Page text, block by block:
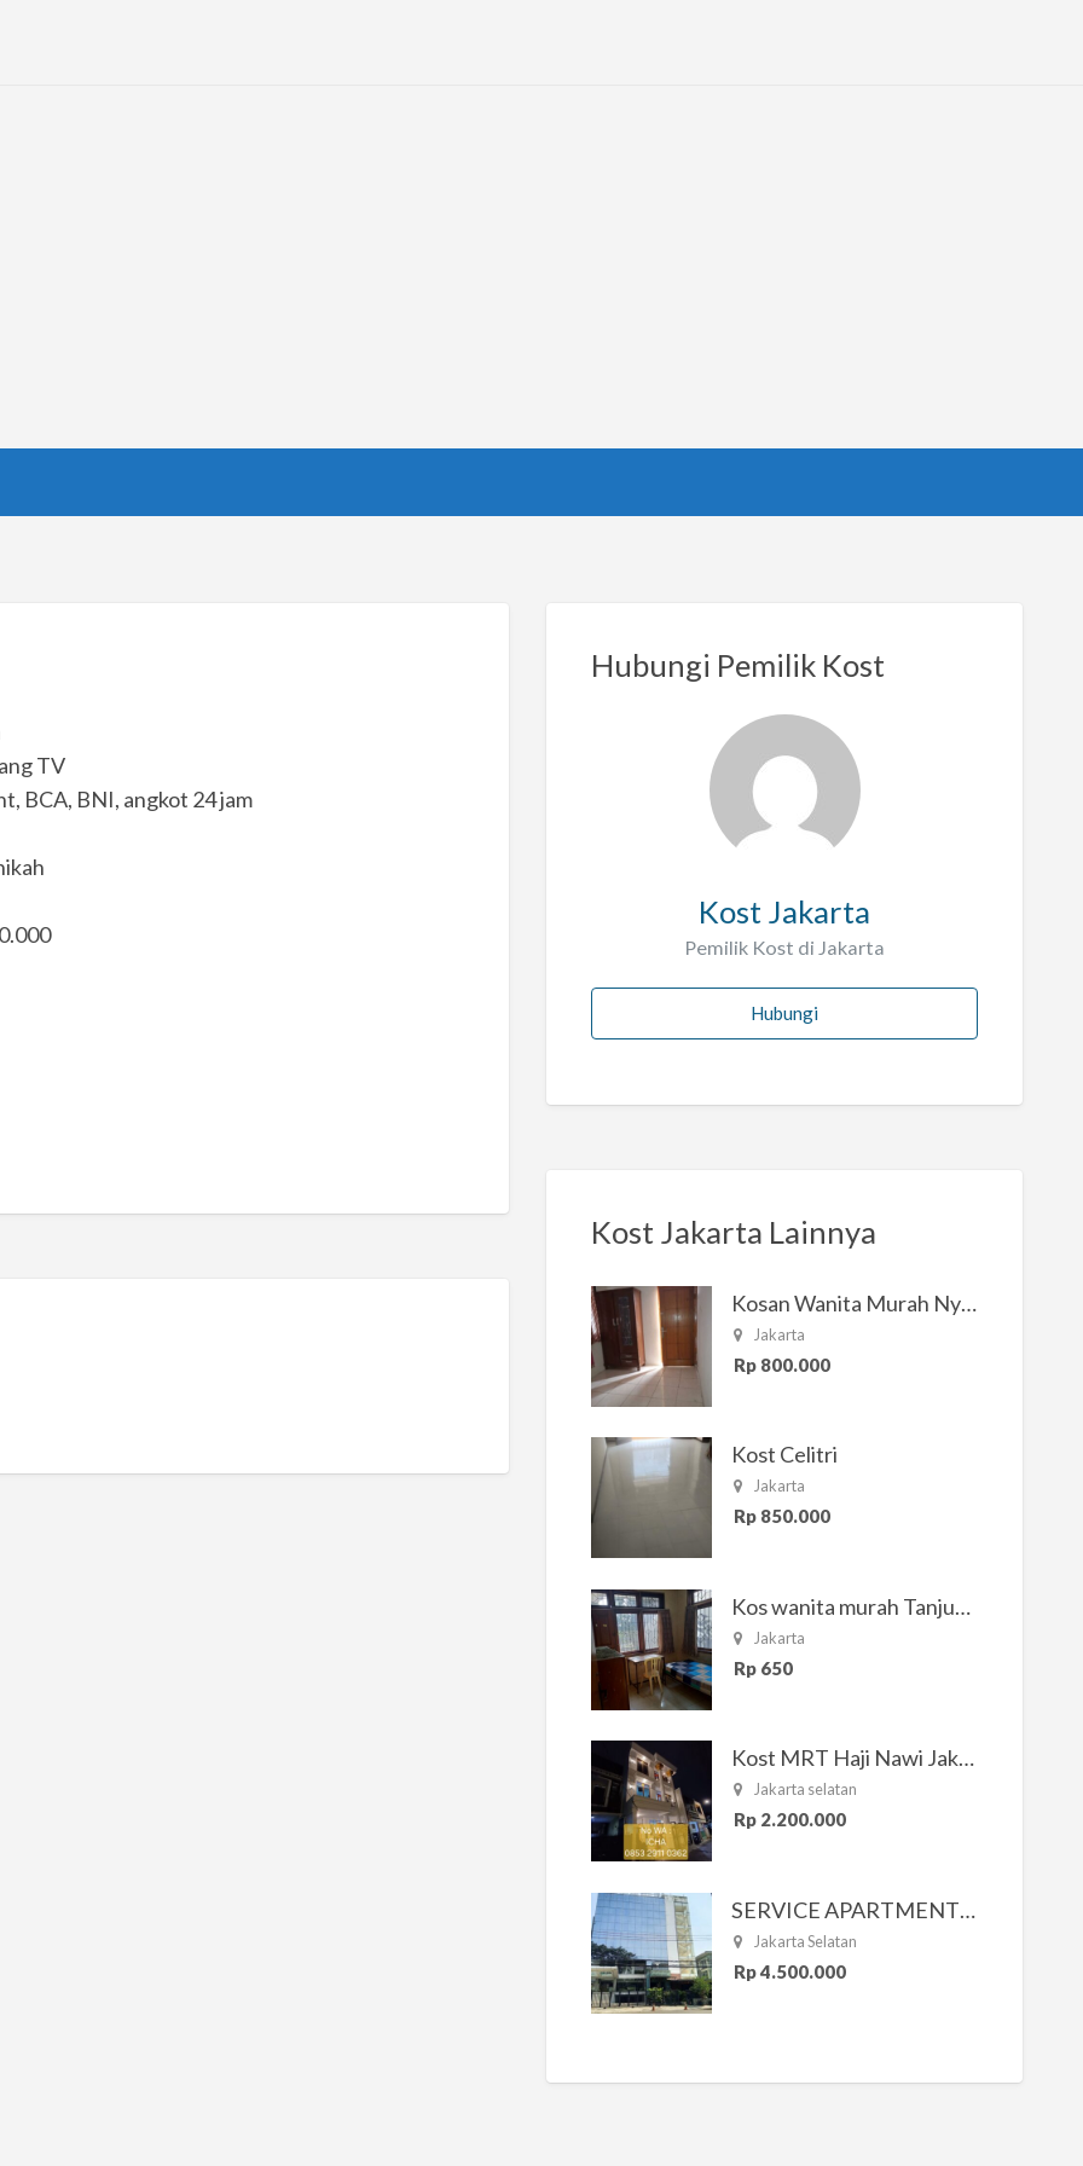
TV
BCA, BNI, angkot 24 jam
Hubungi Pemilik Kost
Kost Jakarta
Pemilik Kost di Jakarta
Hubungi
Kost Jakarta Lainnya
Kosan Wanita Murah Nyaman di Jakarta Selatan
Jakarta
Rp 800.000
Kost Celitri
Jakarta
Rp 850.000
Kos wanita murah Tanjung Duren Jakarta Barat
Jakarta
Rp 650
Kost MRT Haji Nawi Jakarta Selatan
Jakarta selatan
Rp 2.200.000
SERVICE APARTMENT SOUTH RESIDENCE
Jakarta Selatan
Rp 4.500.000